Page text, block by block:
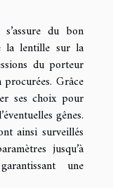
du bon
la lentille sur la
du porteur
Grâce
ses choix pour
gênes.
ainsi surveillés
jusqu’à
une